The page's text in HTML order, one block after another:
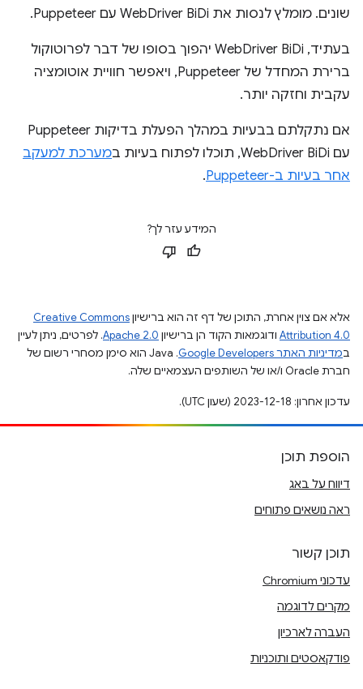
שונים. מומלץ לנסות את WebDriver BiDi עם Puppeteer.
בעתיד, WebDriver BiDi יהפוך בסופו של דבר לפרוטוקול
ברירת המחדל של Puppeteer, ויאפשר חוויית אוטומציה
עקבית וחזקה יותר.
אם נתקלתם בבעיות במהלך הפעלת בדיקות Puppeteer
עם WebDriver BiDi, תוכלו לפתוח בעיות ב
מערכת למעקב
אחר בעיות ב-Puppeteer
.
המידע עזר לך?
אלא אם צוין אחרת, התוכן של דף זה הוא ברישיוןCreative Commons
Attribution 4.0 ודוגמאות הקוד הן ברישיון Apache 2.0. לפרטים, ניתן לעיין
במדיניות האתר Google Developers‏
.‏ Java הוא סימן מסחרי רשום של
חברת Oracle ו/או של השותפים העצמאיים שלה.
עדכון אחרון: 2023-12-18 (שעון UTC).
הוספת תוכן
דיווח על באג
ראה נושאים פתוחים
תוכן קשור
עדכוני Chromium
מקרים לדוגמה
העברה לארכיון
פודקאסטים ותוכניות